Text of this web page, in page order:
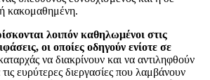
κακομαθημένη.
λοιπόν καθηλωμένοι στις
οι οποίες οδηγούν ενίοτε σε
να διακρίνουν και να αντιληφθούν
ευρύτερες διεργασίες που λαμβάνουν